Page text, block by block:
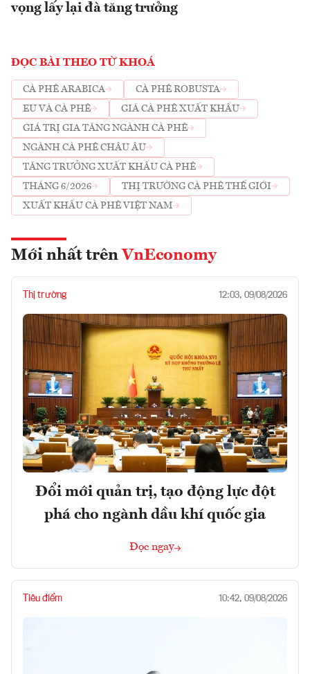
vọng lấy lại đà tăng trưởng
ĐỌC BÀI THEO TỪ KHOÁ
CÀ PHÊ ARABICA
CÀ PHÊ ROBUSTA
EU VÀ CÀ PHÊ
GIÁ CÀ PHÊ XUẤT KHẨU
GIÁ TRỊ GIA TĂNG NGÀNH CÀ PHÊ
NGÀNH CÀ PHÊ CHÂU ÂU
TĂNG TRƯỞNG XUẤT KHẨU CÀ PHÊ
THÁNG 6/2026
THỊ TRƯỜNG CÀ PHÊ THẾ GIỚI
XUẤT KHẨU CÀ PHÊ VIỆT NAM
Mới nhất trên VnEconomy
Thị trường 12:03, 09/08/2026
Đổi mới quản trị, tạo động lực đột
phá cho ngành dầu khí quốc gia
Đọc ngay
Tiêu điểm 10:42, 09/08/2026